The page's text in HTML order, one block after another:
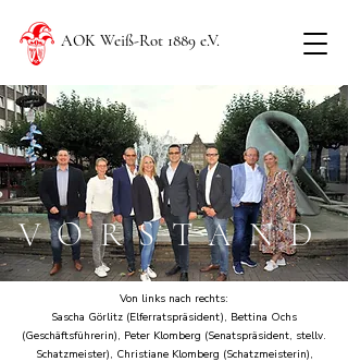
AOK Weiß-Rot 1889 e.V.
VORSTAND
Von links nach rechts:
Sascha Görlitz (Elferratspräsident), Bettina Ochs
(Geschäftsführerin), Peter Klomberg (Senatspräsident, stellv.
Schatzmeister), Christiane Klomberg (Schatzmeisterin),